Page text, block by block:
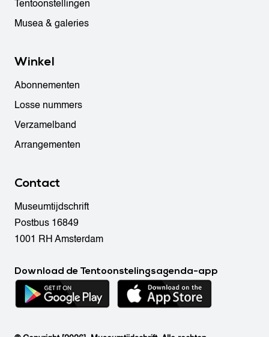
Tentoonstellingen
Musea & galeries
Winkel
Abonnementen
Losse nummers
Verzamelband
Arrangementen
Contact
Museumtijdschrift
Postbus 16849
1001 RH Amsterdam
Download de Tentoonstelingsagenda-app